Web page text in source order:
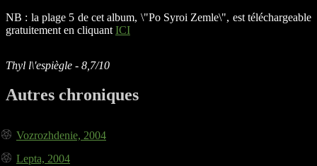
NB : la plage 5 de cet album, \"Po Syroi Zemle\", est téléchargeable
gratuitement en cliquant ICI
Thyl l\'espiègle - 8,7/10
Autres chroniques
Vozrozhdenie, 2004
Lepta, 2004